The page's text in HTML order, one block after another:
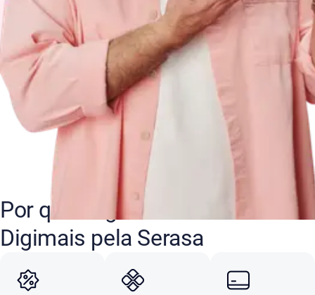
Por que negociar suas dívidas
Digimais pela Serasa